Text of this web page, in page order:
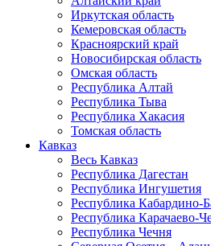
Иркутская область
Кемеровская область
Красноярский край
Новосибирская область
Омская область
Республика Алтай
Республика Тыва
Республика Хакасия
Томская область
Кавказ
Весь Кавказ
Республика Дагестан
Республика Ингушетия
Республика Кабардино-
Республика Карачаево-
Республика Чечня